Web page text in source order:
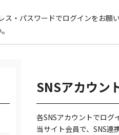
・パスワードでログインをお願い
SNSアカウン
各SNSアカウントでログ
当サイト会員で、SNS連